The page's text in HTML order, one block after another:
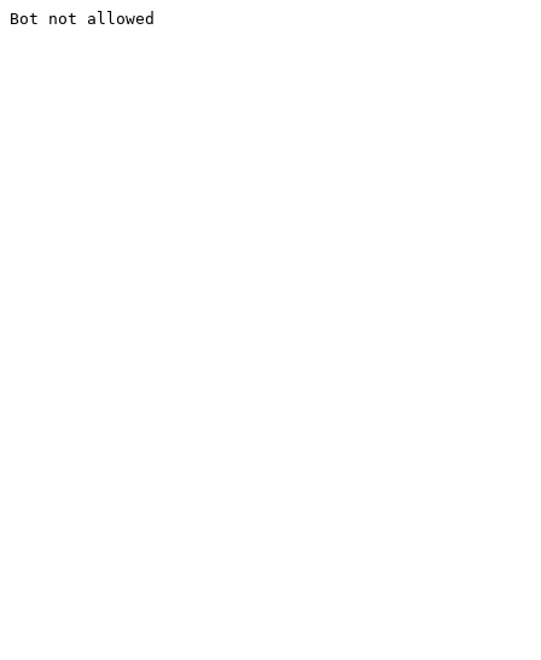
Bot not allowed